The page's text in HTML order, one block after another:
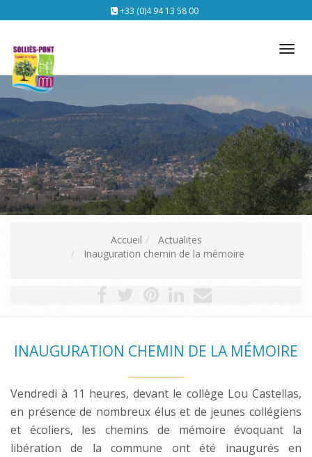
+33 (0)4 94 13 58 00
Accueil
Actualites
Inauguration chemin de la mémoire
INAUGURATION CHEMIN DE LA MÉMOIRE
Vendredi à 11 heures, devant le collège Lou Castellas,
en présence de nombreux élus et de jeunes collégiens
et écoliers, les chemins de mémoire évoquant la
libération de la commune ont été inaugurés en